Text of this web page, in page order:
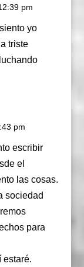
pm
yo
triste
pm
escribir
el
las cosas.
sociedad
para
estaré.